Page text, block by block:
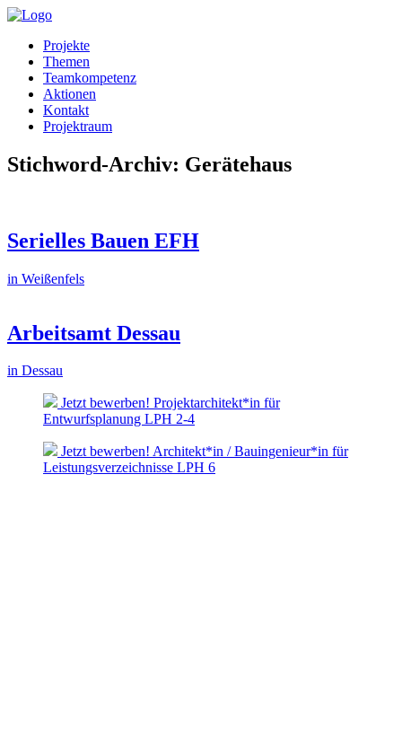
Projekte
Themen
Teamkompetenz
Aktionen
Kontakt
Projektraum
Stichword-Archiv: Gerätehaus
Serielles Bauen EFH
in Weißenfels
Arbeitsamt Dessau
in Dessau
Jetzt bewerben! Projektarchitekt*in für
Entwurfsplanung LPH 2-4
Jetzt bewerben! Architekt*in / Bauingenieur*in für
Leistungsverzeichnisse LPH 6